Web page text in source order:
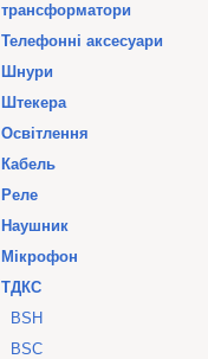
трансформатори
Телефонні аксесуари
Шнури
Штекера
Освітлення
Кабель
Реле
Наушник
Мікрофон
ТДКС
BSH
BSC